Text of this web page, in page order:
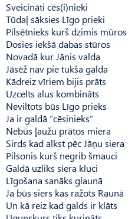
Sveicināti cēs(i)nieki
Tūdaļ sāksies Līgo prieki
Pilsētnieks kurš dzimis mūros
Dosies iekšā dabas stūros
Novadā kur Jānis valda
Jāsēž nav pie tukša galda
Kādreiz vīriem bijis prāts
Uzcelts alus kombināts
Neviltots būs Līgo prieks
Ja ir galdā “cēsinieks”
Nebūs ļaužu prātos miera
Sirds kad alkst pēc Jāņu siera
Pilsonis kurš negrib šmauci
Galdā uzliks siera kluci
Līgošana sanāks glaunā
Ja būs siers kas ražots Raunā
Un kā reiz kad galds ir klāts